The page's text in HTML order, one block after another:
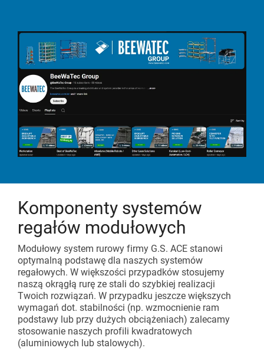
Komponenty systemów
regałów modułowych
Modułowy system rurowy firmy G.S. ACE stanowi
optymalną podstawę dla naszych systemów
regałowych. W większości przypadków stosujemy
naszą okrągłą rurę ze stali do szybkiej realizacji
Twoich rozwiązań. W przypadku jeszcze większych
wymagań dot. stabilności (np. wzmocnienie ram
podstawy lub przy dużych obciążeniach) zalecamy
stosowanie naszych profili kwadratowych
(aluminiowych lub stalowych).